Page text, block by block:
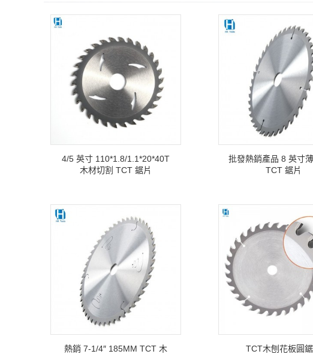
4/5 英寸 110*1.8/1.1*20*40T
木材切割 TCT 鋸片
批發熱銷產品 8 英寸
TCT 鋸片
熱銷 7-1/4″ 185MM TCT 木
TCT木刨花板圓